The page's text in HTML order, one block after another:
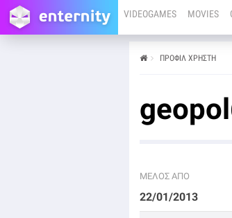
VIDEOGAMES MOVIES
ΠΡΟΦΊΛ ΧΡΉΣΤΗ
ΜΕΛΟΣ ΑΠΟ
22/01/2013